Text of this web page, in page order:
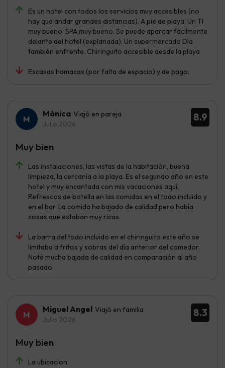
Es un hotel con todos los servicios muy accesibles (no
hay que andar grandes distancias). A pie de playa. Un TI
muy bueno. SPA muy bueno. Se puede aparcar fácilmente
delante del hotel (explanada). Un supermercado Día
también enfrente. Chiringuito accesible desde la playa
Escasas hamacas (por falta de espacio) y de pago.
8.9
Mónica Viajó en pareja
Julio 2026
Las instalaciones, las vistas de la habitación, buena
limpieza, la cercanía a la playa. Es el segundo año en este
hotel y muy encantada con mis vacaciones aquí.
Refrescos de botella en las comidas en el todo incluido y
en el bar. La comida ha bajado de calidad pero había
cosas que estaban muy ricas.
La barra del todo incluido en el chiringuito este año se
limitaba a fritos y sobras del día anterior del comedor.
Noté mucha bajada de calidad en comparación al año
pasado
Muy bien
8.3
Miguel Angel Viajó en familia
Julio 2026
La ubicacion
Muy bien